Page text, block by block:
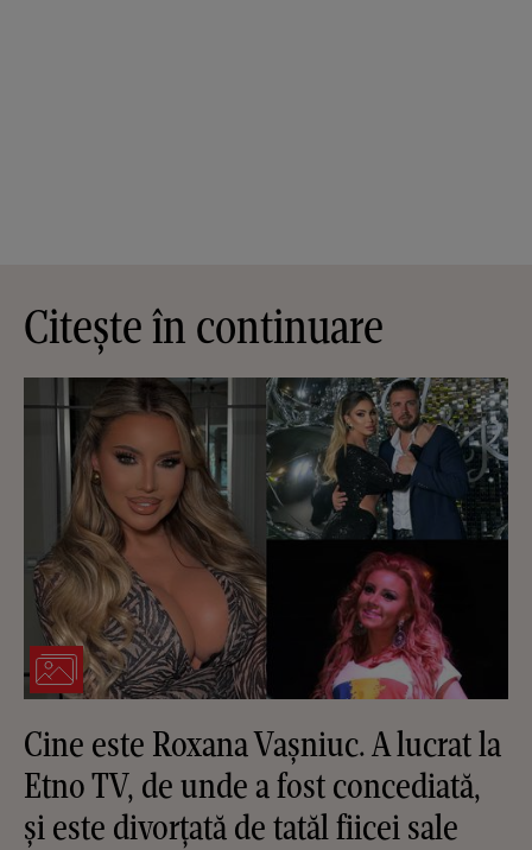
Citește în continuare
Cine este Roxana Vașniuc. A lucrat la
Etno TV, de unde a fost concediată,
și este divorțată de tatăl fiicei sale